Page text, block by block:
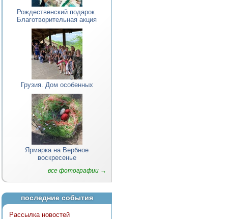
Рождественский подарок.
Благотворительная акция
Грузия. Дом особенных
Ярмарка на Вербное
воскресенье
все фотографии →
последние события
Рассылка новостей